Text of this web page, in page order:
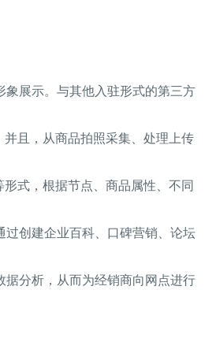
象展示。与其他入驻形式的第三方
且，从商品拍照采集、处理上传
式，根据节点、商品属性、不同
创建企业百科、口碑营销、论坛
分析，从而为经销商向网点进行